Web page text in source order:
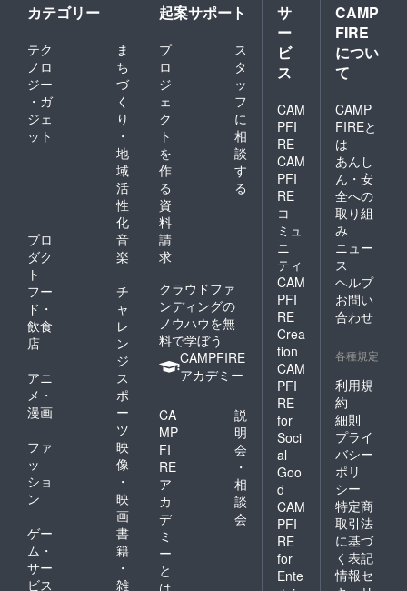
カテゴリー
テク
ノロ
ジー
・ガ
ジェ
ット
ま
ち
づ
く
り
・
地
域
活
性
化
プロ
ダク
ト
音
楽
フー
ド・
飲食
店
チ
ャ
レ
ン
ジ
アニ
メ・
漫画
ス
ポ
ー
ツ
ファ
ッ
ショ
ン
映
像
・
映
画
ゲー
ム・
サー
ビス
書
籍
・
雑
起案サポート
プ
ロ
ジ
ェ
ク
ト
を
作
る
ス
タ
ッ
フ
に
相
談
す
る
資
料
請
求
クラウドファ
ンディングの
ノウハウを無
料で学ぼう
CAMPFIRE
アカデミー
CA
MP
FI
RE
ア
カ
デ
ミ
ー
と
は
説
明
会
・
相
談
会
サ
ー
ビ
ス
CAM
PFI
RE
CAM
PFI
RE
コ
ミュ
ニ
ティ
CAM
PFI
RE
Crea
tion
CAM
PFI
RE
for
Soci
al
Goo
d
CAM
PFI
RE
for
Ente
CAMP
FIRE
につい
て
CAMP
FIREと
は
あんし
ん・安
全への
取り組
み
ニュー
ス
ヘルプ
お問い
合わせ
各種規定
利用規
約
細則
プライ
バシー
ポリ
シー
特定商
取引法
に基づ
く表記
情報セ